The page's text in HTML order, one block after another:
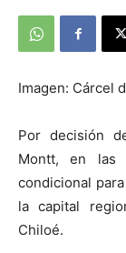
Imagen: Cárcel
Por decisión
Montt, en las
condicional
la capital
Chiloé.